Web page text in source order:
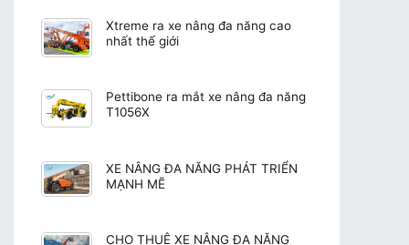
Xtreme ra xe nâng đa năng cao
nhất thế giới
Pettibone ra mắt xe nâng đa năng
T1056X
XE NÂNG ĐA NĂNG PHÁT TRIỂN
MẠNH MẼ
CHO THUÊ XE NÂNG ĐA NĂNG